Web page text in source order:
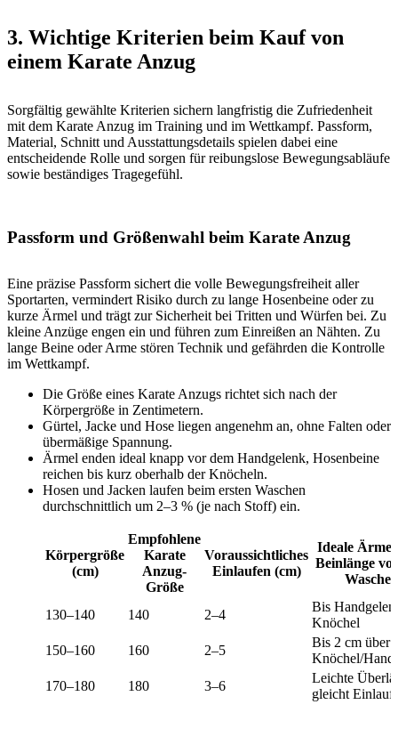
3. Wichtige Kriterien beim Kauf von
einem Karate Anzug
Sorgfältig gewählte Kriterien sichern langfristig die Zufriedenheit
mit dem Karate Anzug im Training und im Wettkampf. Passform,
Material, Schnitt und Ausstattungsdetails spielen dabei eine
entscheidende Rolle und sorgen für reibungslose Bewegungsabläufe
sowie beständiges Tragegefühl.
Passform und Größenwahl beim Karate Anzug
Eine präzise Passform sichert die volle Bewegungsfreiheit aller
Sportarten, vermindert Risiko durch zu lange Hosenbeine oder zu
kurze Ärmel und trägt zur Sicherheit bei Tritten und Würfen bei. Zu
kleine Anzüge engen ein und führen zum Einreißen an Nähten. Zu
lange Beine oder Arme stören Technik und gefährden die Kontrolle
im Wettkampf.
Die Größe eines Karate Anzugs richtet sich nach der
Körpergröße in Zentimetern.
Gürtel, Jacke und Hose liegen angenehm an, ohne Falten oder
übermäßige Spannung.
Ärmel enden ideal knapp vor dem Handgelenk, Hosenbeine
reichen bis kurz oberhalb der Knöcheln.
Hosen und Jacken laufen beim ersten Waschen
durchschnittlich um 2–3 % (je nach Stoff) ein.
Körpergröße
(cm)
Empfohlene
Karate
Anzug-
Größe
Voraussichtliches
Einlaufen (cm)
Ideale
Beinlänge
Waschen
130–140 140 2–4
Bis
Knöchel
150–160
160 2–5
Bis 2 cm über
Knöchel/
170–180
180 3–6
Leichte
gleicht